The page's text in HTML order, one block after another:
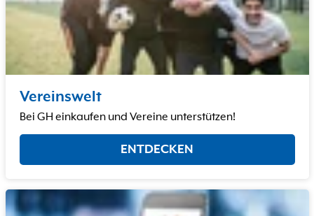
Vereinswelt
Bei GH einkaufen und Vereine unterstützen!
ENTDECKEN